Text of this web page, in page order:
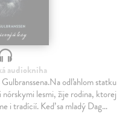
audiokniha
odľahlom statku
lesmi, žije rodina, ktorej
i tradícií. Keď sa mladý Dag…